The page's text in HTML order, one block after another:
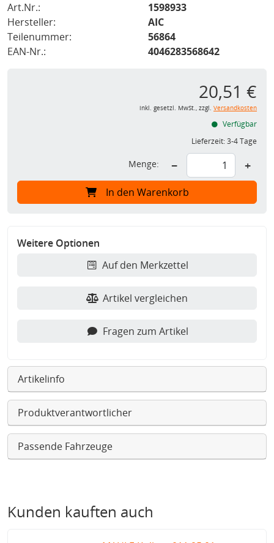
Art.Nr.:
1598933
Hersteller:
AIC
Teilenummer:
56864
EAN-Nr.:
4046283568642
20,51 €
inkl. gesetzl. MwSt., zzgl. Versandkosten
Verfügbar
Lieferzeit:3-4 Tage
Menge: − +
In den Warenkorb
Weitere Optionen
Auf den Merkzettel
Artikel vergleichen
Fragen zum Artikel
Artikelinfo
Produktverantwortlicher
Passende Fahrzeuge
Kunden kauften auch